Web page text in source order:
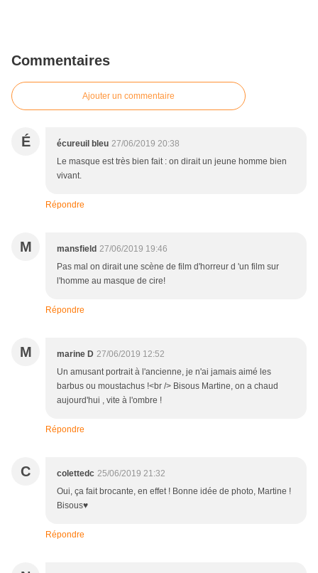
Commentaires
Ajouter un commentaire
É écureuil bleu 27/06/2019 20:38
Le masque est très bien fait : on dirait un jeune homme bien
vivant.
Répondre
M mansfield 27/06/2019 19:46
Pas mal on dirait une scène de film d'horreur d 'un film sur
l'homme au masque de cire!
Répondre
M marine D 27/06/2019 12:52
Un amusant portrait à l'ancienne, je n'ai jamais aimé les
barbus ou moustachus !<br /> Bisous Martine, on a chaud
aujourd'hui , vite à l'ombre !
Répondre
C colettedc 25/06/2019 21:32
Oui, ça fait brocante, en effet ! Bonne idée de photo, Martine !
Bisous♥
Répondre